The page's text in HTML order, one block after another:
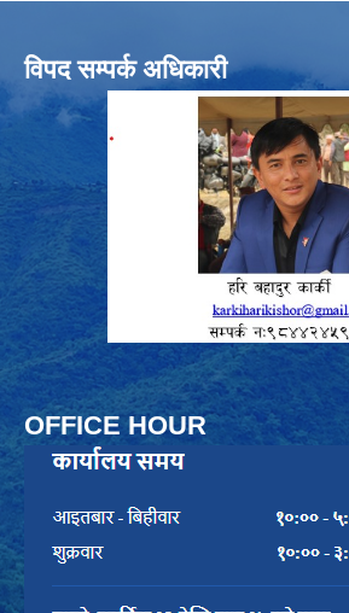
विपद सम्पर्क अधिकारी
OFFICE HOUR